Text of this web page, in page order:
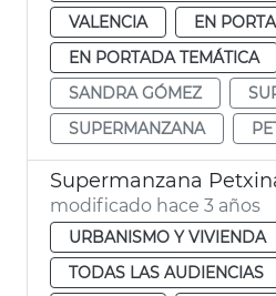
VALENCIA
EN
EN PORTADA TEMÁTICA
SANDRA GÓMEZ
SUPERMANZANA
Supermanzana
modificado hace 3 años
URBANISMO Y VIVIENDA
TODAS LAS AUDIENCIAS